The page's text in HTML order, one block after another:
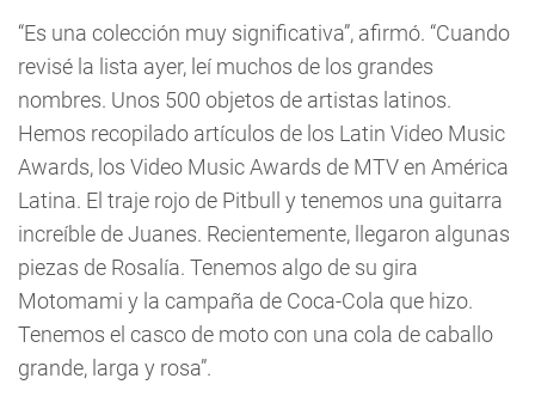
“Es una colección muy significativa”, afirmó. “Cuando
revisé la lista ayer, leí muchos de los grandes
nombres. Unos 500 objetos de artistas latinos.
Hemos recopilado artículos de los Latin Video Music
Awards, los Video Music Awards de MTV en América
Latina. El traje rojo de Pitbull y tenemos una guitarra
increíble de Juanes. Recientemente, llegaron algunas
piezas de Rosalía. Tenemos algo de su gira
Motomami y la campaña de Coca-Cola que hizo.
Tenemos el casco de moto con una cola de caballo
grande, larga y rosa”.